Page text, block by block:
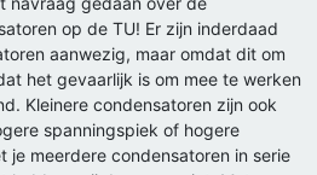
op de TU! Er zijn inderdaad
aanwezig, maar omdat dit om
het gevaarlijk is om mee te werken
Kleinere condensatoren zijn ook
spanningspiek of hogere
je meerdere condensatoren in serie